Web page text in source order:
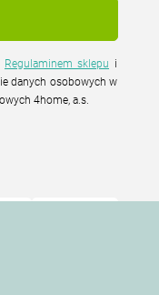
Regulaminem sklepu
danych osobowych w
4home, a.s.